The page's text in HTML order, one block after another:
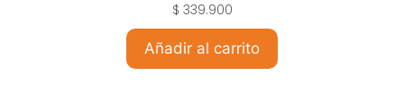
$ 339.900
Añadir al carrito